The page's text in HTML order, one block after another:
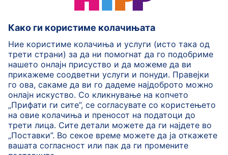
HiPP Млечни формули
HiPP Храна за бебиња
HiPP за деца
HiPP Нега за кожа
HiPP Бременост
Политика на приватност
Услови на користење
Импринт
Повеќе за HiPP Контакт